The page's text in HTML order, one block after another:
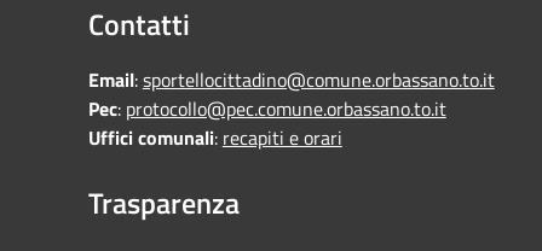
Contatti
Email:sportellocittadino@comune.orbassano.to.it
Pec: protocollo@pec.comune.orbassano.to.it
Uffici comunali: recapiti e orari
Trasparenza